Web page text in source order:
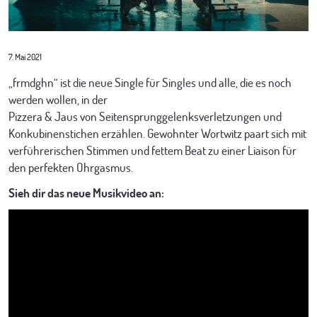
SCHAUSPIEL
OPERETTE
MUSICAL
MEDIEN
FOTOS & VIDEOS
PRESSEMATERIAL
SHOP
KONTAKT
7. Mai 2021
„frmdghn“ ist die neue Single für Singles und alle, die es noch
werden wollen, in der
Pizzera & Jaus von Seitensprunggelenksverletzungen und
Konkubinenstichen erzählen. Gewohnter Wortwitz paart sich mit
verführerischen Stimmen und fettem Beat zu einer Liaison für
den perfekten Ohrgasmus.
Sieh dir das neue Musikvideo an: